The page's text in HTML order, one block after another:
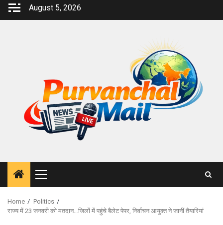
Skip
August 5, 2026
Primary
Menu
Home
Politics
राज्य में 23 जनवरी को मतदान…जिलों में पहुंचे बैलेट पेपर, निर्वाचन आयुक्त ने जानीं तैयारियां